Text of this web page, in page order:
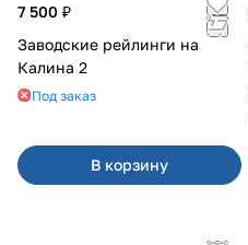
7 500 ₽
Заводские рейлинги на
Калина 2
Под заказ
В корзину